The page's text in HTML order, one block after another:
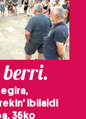
ibilaldi
36ko